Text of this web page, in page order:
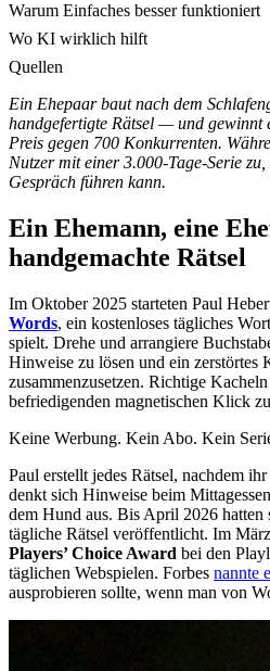
Warum Einfaches besser funktioniert
Wo KI wirklich hilft
Quellen
Ein Ehepaar baut nach dem
handgefertigte Rätsel — und gewinnt
Preis gegen 700 Konkurrenten.
Nutzer mit einer 3.000-Tage-Serie
Gespräch führen kann.
Ein Ehemann, eine
handgemachte Rätsel
Im Oktober 2025 starteten Paul
Words, ein kostenloses tägliches
spielt. Drehe und arrangiere
Hinweise zu lösen und ein zerstörtes
zusammenzusetzen. Richtige
befriedigenden magnetischen Klick
Keine Werbung. Kein Abo. Kein
Paul erstellt jedes Rätsel, nachdem
denkt sich Hinweise beim
dem Hund aus. Bis April 2026 hatten
tägliche Rätsel veröffentlicht. Im
Players’ Choice Award bei den
täglichen Webspielen. Forbes nannte
ausprobieren sollte, wenn man von